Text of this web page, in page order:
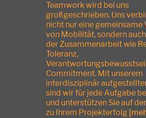
Teamwork wird bei uns
großgeschrieben. Uns
nicht nur eine gemeinsame
von Mobilität, sondern
der Zusammenarbeit wie
Toleranz,
Commitment. Mit unserem
interdisziplinär
sind wir für jede Aufgabe
und unterstützen Sie auf
zu Ihrem Projekterfolg [